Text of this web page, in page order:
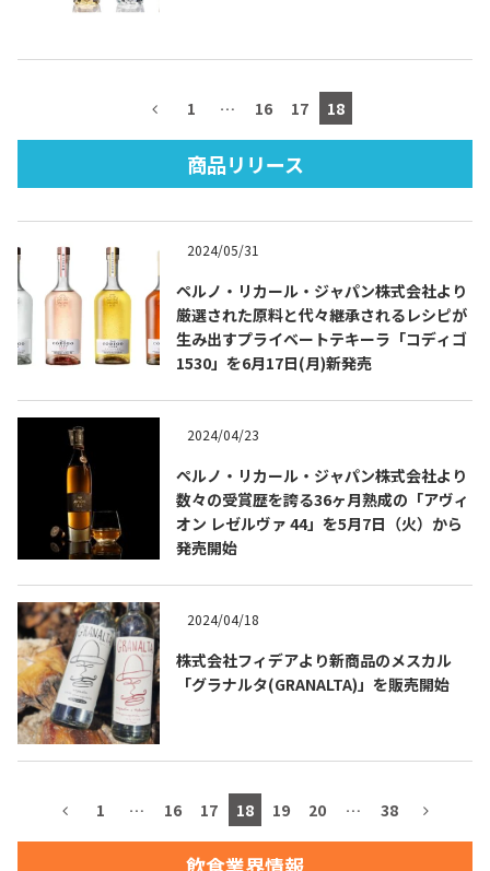
TEQUILA JOURNAL
テキーラとは
テキーラマーケット
テキーラの飲み方 テキーラマップ
メキシコ料理 メキシコ旅行
メキシコの記念日 トピックス
お問合せ プライバシーポリシー サイトマップ
1 … 16 17 18
商品リリース
2024/05/31
ペルノ・リカール・ジャパン株式会社より
厳選された原料と代々継承されるレシピが
生み出すプライベートテキーラ「コディゴ
1530」を6月17日(月)新発売
2024/04/23
ペルノ・リカール・ジャパン株式会社より
数々の受賞歴を誇る36ヶ月熟成の「アヴィ
オン レゼルヴァ 44」を5月7日（火）から
発売開始
2024/04/18
株式会社フィデアより新商品のメスカル
「グラナルタ(GRANALTA)」を販売開始
1 … 16 17 18 19 20 … 38
飲食業界情報